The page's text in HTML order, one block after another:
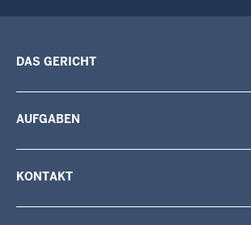
DAS GERICHT
AUFGABEN
KONTAKT